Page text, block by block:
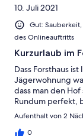
10. Juli 2021
Gut:
des Onlineauftritts
Kurzurlaub im
Dass Forsthaus
Jägerwohnung
dass man den
Rundum perfekt,
Aufenthalt von 2
0